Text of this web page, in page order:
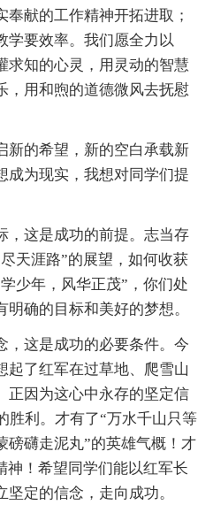
献的工作精神开拓进取；
学要效率。我们愿全力以
求知的心灵，用灵动的智慧
，用和煦的道德微风去抚慰
新的希望，新的空白承载新
成为现实，我想对同学们提
，这是成功的前提。志当存
天涯路”的展望，如何收获
少年，风华正茂”，你们处
确的目标和美好的梦想。
，这是成功的必要条件。今
起了红军在过草地、爬雪山
正因为这心中永存的坚定信
胜利。才有了“万水千山只等
磅礴走泥丸”的英雄气概！才
神！希望同学们能以红军长
定的信念，走向成功。